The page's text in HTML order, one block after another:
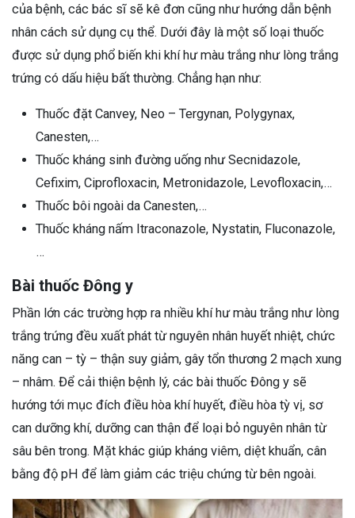
của bệnh, các bác sĩ sẽ kê đơn cũng như hướng dẫn bệnh
nhân cách sử dụng cụ thể. Dưới đây là một số loại thuốc
được sử dụng phổ biến khi khí hư màu trắng như lòng trắng
trứng có dấu hiệu bất thường. Chẳng hạn như:
Thuốc đặt Canvey, Neo – Tergynan, Polygynax,
Canesten,…
Thuốc kháng sinh đường uống như Secnidazole,
Cefixim, Ciprofloxacin, Metronidazole, Levofloxacin,…
Thuốc bôi ngoài da Canesten,…
Thuốc kháng nấm Itraconazole, Nystatin, Fluconazole,
…
Bài thuốc Đông y
Phần lớn các trường hợp ra nhiều khí hư màu trắng như lòng
trắng trứng đều xuất phát từ nguyên nhân huyết nhiệt, chức
năng can – tỳ – thận suy giảm, gây tổn thương 2 mạch xung
– nhâm. Để cải thiện bệnh lý, các bài thuốc Đông y sẽ
hướng tới mục đích điều hòa khí huyết, điều hòa tỳ vị, sơ
can dưỡng khí, dưỡng can thận để loại bỏ nguyên nhân từ
sâu bên trong. Mặt khác giúp kháng viêm, diệt khuẩn, cân
bằng độ pH để làm giảm các triệu chứng từ bên ngoài.